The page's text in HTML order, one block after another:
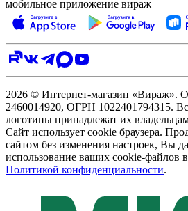
мобильное приложение вираж
2026 © Интернет-магазин
2460014920, ОГРН 1022401794315.
логотипы принадлежат их
Сайт использует cookie браузера.
сайтом без изменения настроек, Вы
использование ваших cookie-файлов
Политикой конфиденциальности.